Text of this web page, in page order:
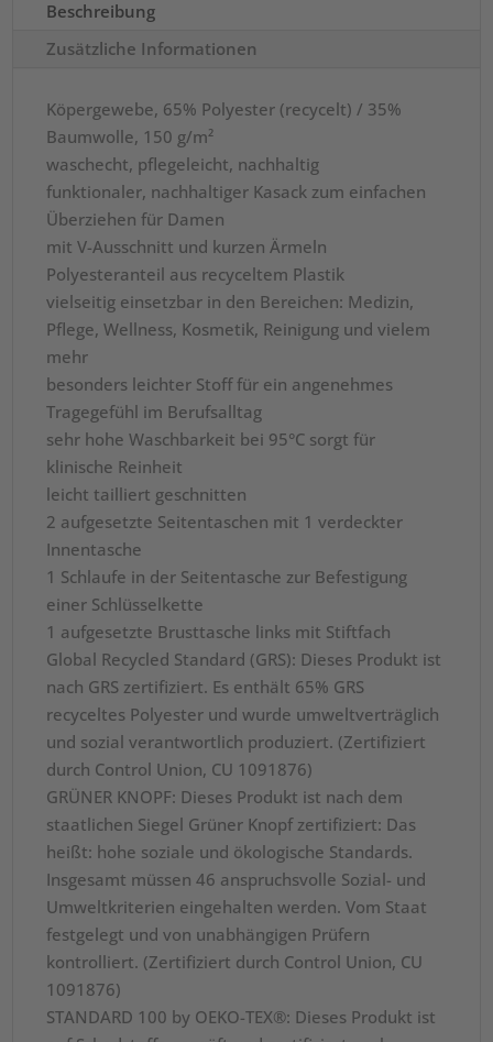
Certified
Polyester
Conventional
Cotton
Menge
Beschreibung
Zusätzliche Informationen
Köpergewebe, 65% Polyester (recycelt) / 35%
Baumwolle, 150 g/m²
waschecht, pflegeleicht, nachhaltig
funktionaler, nachhaltiger Kasack zum einfachen
Überziehen für Damen
mit V-Ausschnitt und kurzen Ärmeln
Polyesteranteil aus recyceltem Plastik
vielseitig einsetzbar in den Bereichen: Medizin,
Pflege, Wellness, Kosmetik, Reinigung und vielem
mehr
besonders leichter Stoff für ein angenehmes
Tragegefühl im Berufsalltag
sehr hohe Waschbarkeit bei 95°C sorgt für
klinische Reinheit
leicht tailliert geschnitten
2 aufgesetzte Seitentaschen mit 1 verdeckter
Innentasche
1 Schlaufe in der Seitentasche zur Befestigung
einer Schlüsselkette
1 aufgesetzte Brusttasche links mit Stiftfach
Global Recycled Standard (GRS): Dieses Produkt ist
nach GRS zertifiziert. Es enthält 65% GRS
recyceltes Polyester und wurde umweltverträglich
und sozial verantwortlich produziert. (Zertifiziert
durch Control Union, CU 1091876)
GRÜNER KNOPF: Dieses Produkt ist nach dem
staatlichen Siegel Grüner Knopf zertifiziert: Das
heißt: hohe soziale und ökologische Standards.
Insgesamt müssen 46 anspruchsvolle Sozial- und
Umweltkriterien eingehalten werden. Vom Staat
festgelegt und von unabhängigen Prüfern
kontrolliert. (Zertifiziert durch Control Union, CU
1091876)
STANDARD 100 by OEKO-TEX®: Dieses Produkt ist